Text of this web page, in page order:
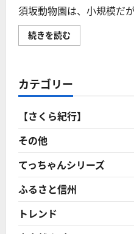
須坂動物園は、小規模だ
続きを読む
坂
小
規
だ
が、
結
国
的
に
も
有
名！
話
カテゴリー
【さくら紀行】
その他
てっちゃんシリーズ
ふるさと信州
トレンド